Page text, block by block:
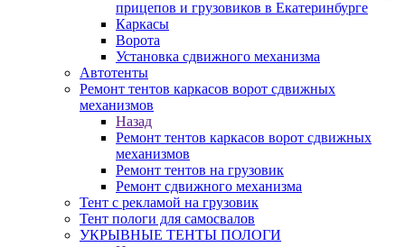
прицепов и грузовиков в Екатеринбурге
Каркасы
Ворота
Установка сдвижного механизма
Автотенты
Ремонт тентов каркасов ворот сдвижных
механизмов
Назад
Ремонт тентов каркасов ворот сдвижных
механизмов
Ремонт тентов на грузовик
Ремонт сдвижного механизма
Тент с рекламой на грузовик
Тент пологи для самосвалов
УКРЫВНЫЕ ТЕНТЫ ПОЛОГИ